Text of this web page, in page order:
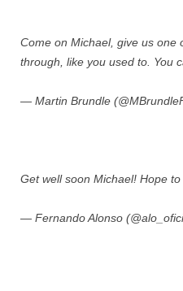
Come on Michael, give us one
through, like you used to. You
— Martin Brundle
Get well soon Michael! Hope
— Fernando Alonso